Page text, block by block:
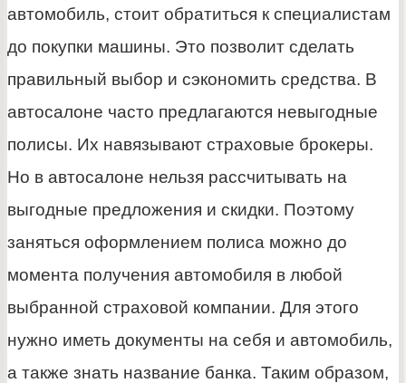
автомобиль, стоит обратиться к специалистам
до покупки машины. Это позволит сделать
правильный выбор и сэкономить средства. В
автосалоне часто предлагаются невыгодные
полисы. Их навязывают страховые брокеры.
Но в автосалоне нельзя рассчитывать на
выгодные предложения и скидки. Поэтому
заняться оформлением полиса можно до
момента получения автомобиля в любой
выбранной страховой компании. Для этого
нужно иметь документы на себя и автомобиль,
а также знать название банка. Таким образом,